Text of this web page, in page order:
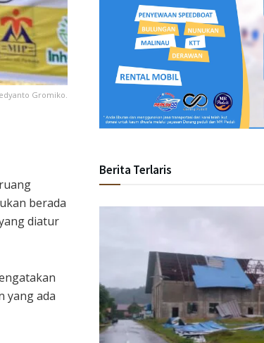
Gromiko.
berada
diatur
yang ada
Berita Terlaris